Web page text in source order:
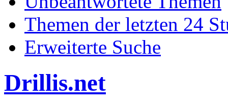
Themen der letzten 24
Erweiterte Suche
Drillis.net